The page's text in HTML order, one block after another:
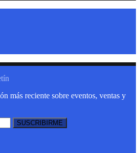
más reciente sobre eventos, ventas y